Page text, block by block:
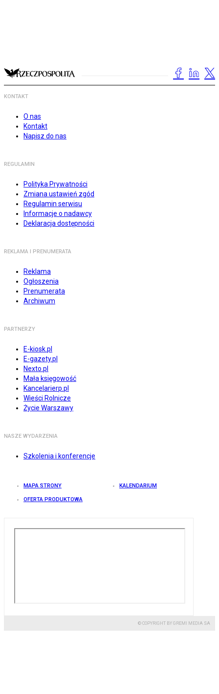
KONTAKT
O nas
Kontakt
Napisz do nas
REGULAMIN
Polityka Prywatności
Zmiana ustawień zgód
Regulamin serwisu
Informacje o nadawcy
Deklaracja dostępności
REKLAMA I PRENUMERATA
Reklama
Ogłoszenia
Prenumerata
Archiwum
PARTNERZY
E-kiosk.pl
E-gazety.pl
Nexto.pl
Mała księgowość
Kancelarierp.pl
Wieści Rolnicze
Życie Warszawy
NASZE WYDARZENIA
Szkolenia i konferencje
MAPA STRONY KALENDARIUM
OFERTA PRODUKTOWA
© COPYRIGHT BY GREMI MEDIA SA